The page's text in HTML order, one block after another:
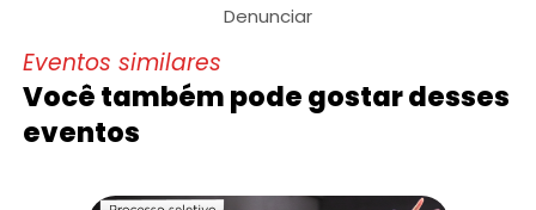
Denunciar
Eventos similares
Você também pode gostar desses
eventos